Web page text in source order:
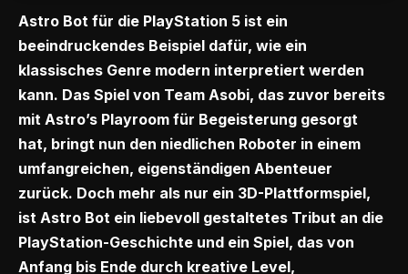
Astro Bot für die PlayStation 5 ist ein
beeindruckendes Beispiel dafür, wie ein
klassisches Genre modern interpretiert werden
kann. Das Spiel von Team Asobi, das zuvor bereits
mit Astro’s Playroom für Begeisterung gesorgt
hat, bringt nun den niedlichen Roboter in einem
umfangreichen, eigenständigen Abenteuer
zurück. Doch mehr als nur ein 3D-Plattformspiel,
ist Astro Bot ein liebevoll gestaltetes Tribut an die
PlayStation-Geschichte und ein Spiel, das von
Anfang bis Ende durch kreative Level,